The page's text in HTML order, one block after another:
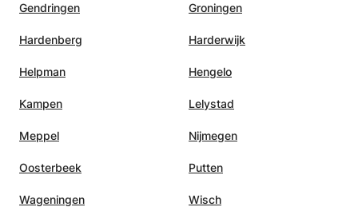
Gendringen Groningen
Hardenberg Harderwijk
Helpman Hengelo
Kampen Lelystad
Meppel Nijmegen
Oosterbeek Putten
Wageningen Wisch